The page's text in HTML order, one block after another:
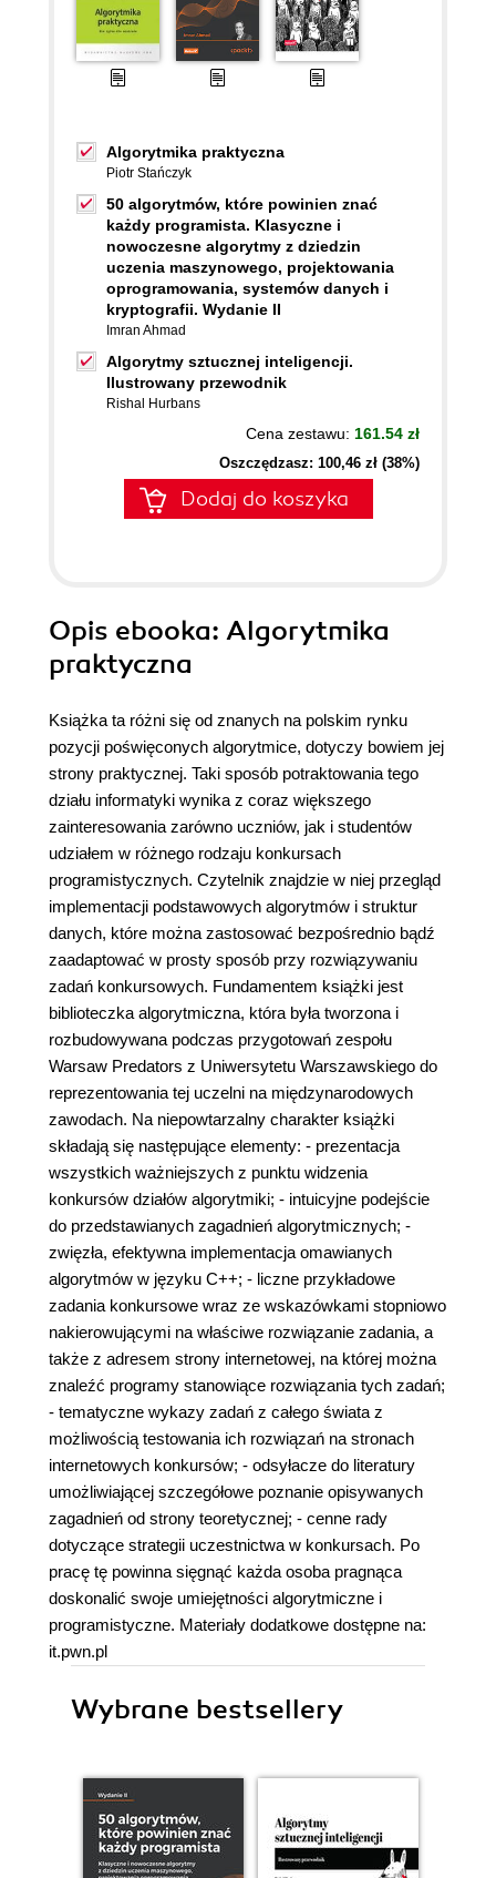
Algorytmika praktyczna
Piotr Stańczyk
50 algorytmów, które powinien znać
każdy programista. Klasyczne i
nowoczesne algorytmy z dziedzin
uczenia maszynowego, projektowania
oprogramowania, systemów danych i
kryptografii. Wydanie II
Imran Ahmad
Algorytmy sztucznej inteligencji.
Ilustrowany przewodnik
Rishal Hurbans
Cena zestawu: 161.54 zł
Oszczędzasz: 100,46 zł (38%)
Dodaj do koszyka
Opis ebooka: Algorytmika
praktyczna
Książka ta różni się od znanych na polskim rynku
pozycji poświęconych algorytmice, dotyczy bowiem jej
strony praktycznej. Taki sposób potraktowania tego
działu informatyki wynika z coraz większego
zainteresowania zarówno uczniów, jak i studentów
udziałem w różnego rodzaju konkursach
programistycznych. Czytelnik znajdzie w niej przegląd
implementacji podstawowych algorytmów i struktur
danych, które można zastosować bezpośrednio bądź
zaadaptować w prosty sposób przy rozwiązywaniu
zadań konkursowych. Fundamentem książki jest
biblioteczka algorytmiczna, która była tworzona i
rozbudowywana podczas przygotowań zespołu
Warsaw Predators z Uniwersytetu Warszawskiego do
reprezentowania tej uczelni na międzynarodowych
zawodach. Na niepowtarzalny charakter książki
składają się następujące elementy: - prezentacja
wszystkich ważniejszych z punktu widzenia
konkursów działów algorytmiki; - intuicyjne podejście
do przedstawianych zagadnień algorytmicznych; -
zwięzła, efektywna implementacja omawianych
algorytmów w języku C++; - liczne przykładowe
zadania konkursowe wraz ze wskazówkami stopniowo
nakierowującymi na właściwe rozwiązanie zadania, a
także z adresem strony internetowej, na której można
znaleźć programy stanowiące rozwiązania tych zadań;
- tematyczne wykazy zadań z całego świata z
możliwością testowania ich rozwiązań na stronach
internetowych konkursów; - odsyłacze do literatury
umożliwiającej szczegółowe poznanie opisywanych
zagadnień od strony teoretycznej; - cenne rady
dotyczące strategii uczestnictwa w konkursach. Po
pracę tę powinna sięgnąć każda osoba pragnąca
doskonalić swoje umiejętności algorytmiczne i
programistyczne. Materiały dodatkowe dostępne na:
it.pwn.pl
Wybrane bestsellery